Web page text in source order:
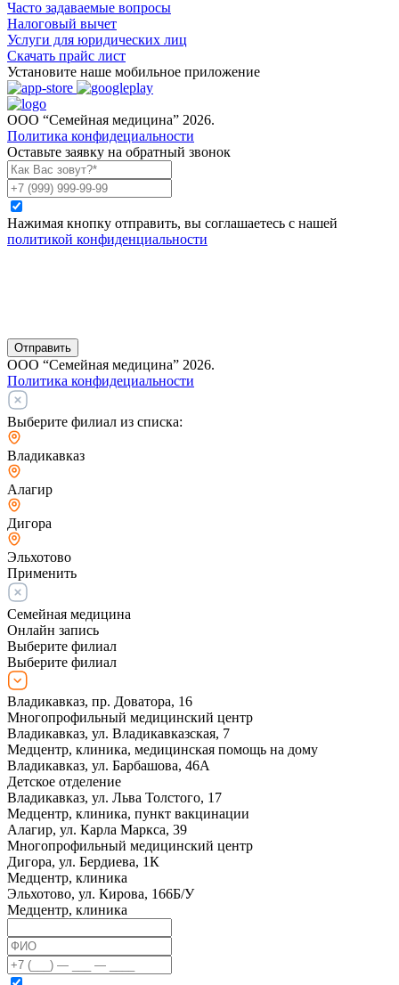
Часто задаваемые вопросы
Налоговый вычет
Услуги для юридических лиц
Скачать прайс лист
Установите наше мобильное приложение
ООО “Семейная медицина” 2026.
Политика конфидециальности
Оставьте заявку на обратный звонок
Нажимая кнопку отправить, вы соглашаетесь с нашей
политикой конфиденциальности
Отправить
ООО “Семейная медицина” 2026.
Политика конфидециальности
Выберите филиал из списка:
Владикавказ
Алагир
Дигора
Эльхотово
Применить
Семейная медицина
Онлайн запись
Выберите филиал
Выберите филиал
Владикавказ, пр. Доватора, 16
Многопрофильный медицинский центр
Владикавказ, ул. Владикавказская, 7
Медцентр, клиника, медицинская помощь на дому
Владикавказ, ул. Барбашова, 46А
Детское отделение
Владикавказ, ул. Льва Толстого, 17
Медцентр, клиника, пункт вакцинации
Алагир, ул. Карла Маркса, 39
Многопрофильный медицинский центр
Дигора, ул. Бердиева, 1К
Медцентр, клиника
Эльхотово, ул. Кирова, 166Б/У
Медцентр, клиника